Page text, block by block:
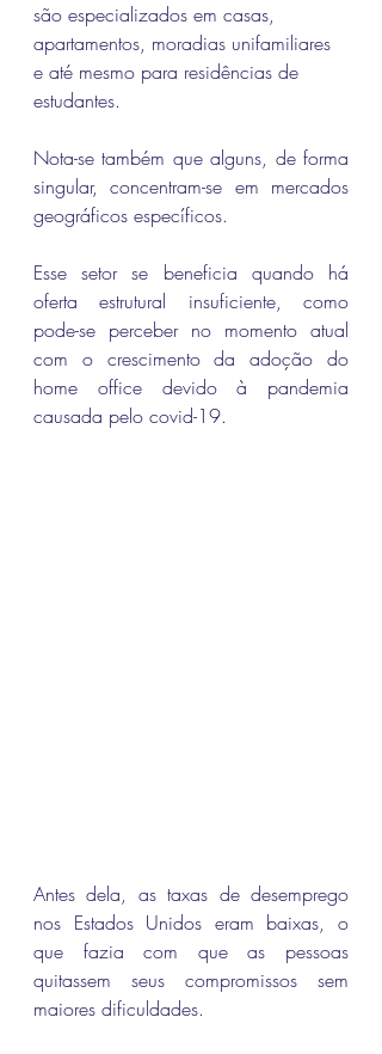
são especializados em casas,
apartamentos, moradias unifamiliares
e até mesmo para residências de
estudantes.
Nota-se também que alguns, de forma
singular, concentram-se em mercados
geográficos específicos.
Esse setor se beneficia quando há
oferta estrutural insuficiente, como
pode-se perceber no momento atual
com o crescimento da adoção do
home office devido à pandemia
causada pelo covid-19.
Antes dela, as taxas de desemprego
nos Estados Unidos eram baixas, o
que fazia com que as pessoas
quitassem seus compromissos sem
maiores dificuldades.